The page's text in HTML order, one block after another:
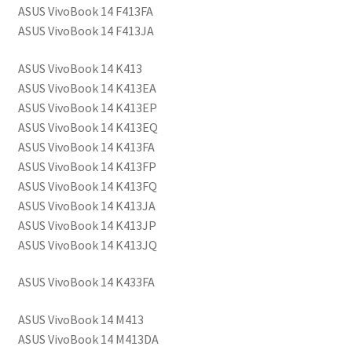
ASUS VivoBook 14 F413FA
ASUS VivoBook 14 F413JA
ASUS VivoBook 14 K413
ASUS VivoBook 14 K413EA
ASUS VivoBook 14 K413EP
ASUS VivoBook 14 K413EQ
ASUS VivoBook 14 K413FA
ASUS VivoBook 14 K413FP
ASUS VivoBook 14 K413FQ
ASUS VivoBook 14 K413JA
ASUS VivoBook 14 K413JP
ASUS VivoBook 14 K413JQ
ASUS VivoBook 14K433FA
ASUS VivoBook 14 M413
ASUS VivoBook 14 M413DA